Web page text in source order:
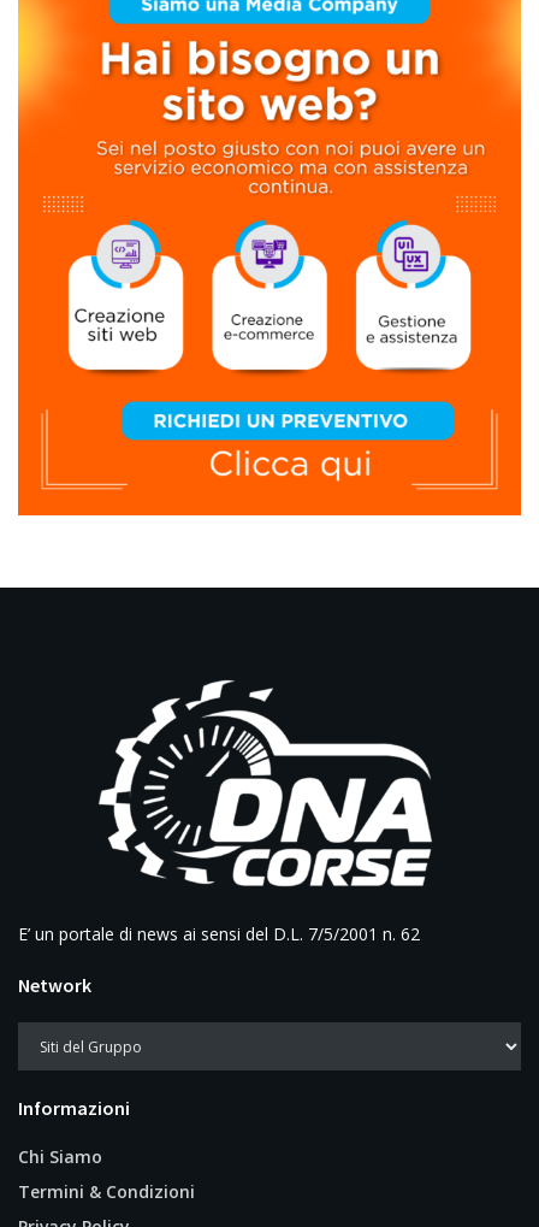
E’ un portale di news ai sensi del D.L. 7/5/2001 n. 62
Network
Informazioni
Chi Siamo
Termini & Condizioni